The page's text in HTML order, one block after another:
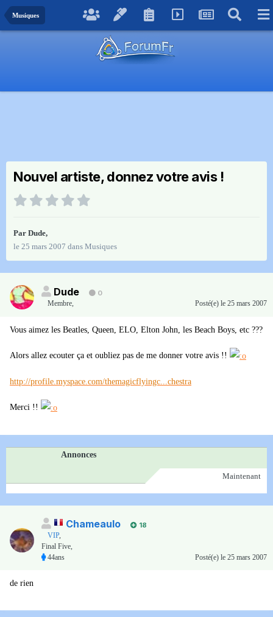
Musiques
Nouvel artiste, donnez votre avis !
Par Dude,
le 25 mars 2007 dans Musiques
Dude
0
Membre, Posté(e) le 25 mars 2007
Vous aimez les Beatles, Queen, ELO, Elton John, les Beach Boys, etc ???
Alors allez ecouter ça et oubliez pas de me donner votre avis !!
http://profile.myspace.com/themagicflyingc...chestra
Merci !!
Annonces
Maintenant
Chameaulo
18
VIP,
Final Five,
44ans
Posté(e) le 25 mars 2007
de rien